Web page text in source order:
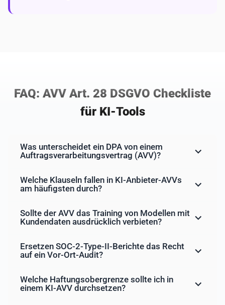
FAQ: AVV Art. 28 DSGVO Checkliste
für KI-Tools
Was unterscheidet ein DPA von einem
Auftragsverarbeitungsvertrag (AVV)?
Welche Klauseln fallen in KI-Anbieter-AVVs
am häufigsten durch?
Sollte der AVV das Training von Modellen mit
Kundendaten ausdrücklich verbieten?
Ersetzen SOC-2-Type-II-Berichte das Recht
auf ein Vor-Ort-Audit?
Welche Haftungsobergrenze sollte ich in
einem KI-AVV durchsetzen?